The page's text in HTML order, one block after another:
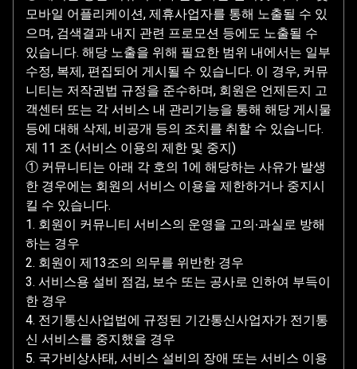
모바일 어플리케이션, 제휴사업자를 통해 노출될 수 있
으며, 검색결과 내지 관련 프로모션 등에도 노출될 수
있습니다. 해당 노출을 위해 필요한 범위 내에서는 일부
수정, 복제, 편집되어 게시될 수 있습니다. 이 경우, 커뮤
니티는 저작권법 규정을 준수하며, 회원은 언제든지 고
객센터 또는 각 서비스 내 관리기능을 통해 해당 게시물
등에 대해 삭제, 비공개 등의 조치를 취할 수 있습니다.
제 11 조 (서비스 이용의 제한 및 중지)
① 커뮤니티는 아래 각 호의 1에 해당하는 사유가 발생
한 경우에는 회원의 서비스 이용을 제한하거나 중지시
킬 수 있습니다.
1. 회원이 커뮤니티 서비스의 운영을 고의∙과실로 방해
하는 경우
2. 회원이 제13조의 의무를 위반한 경우
3. 서비스용 설비 점검, 보수 또는 공사로 인하여 부득이
한 경우
4. 전기통신사업법에 규정된 기간통신사업자가 전기통
신 서비스를 중지했을 경우
5. 국가비상사태, 서비스 설비의 장애 또는 서비스 이용